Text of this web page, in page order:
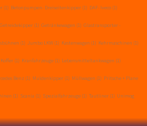
(1) Betonpumpen- Dreiseitenkipper (1) DAF- Iveco (1)
Getreidekipper (1) Getränkewagen (1) Glastransporter -
(1) Jumbo LKW (1) Kastenwagen (1) Kehrmaschinen (1)
Koffer (1) Kranfahrzeuge (1) Lebensmitteltankwagen (1)
Benz (1) Muldenkipper (1) Müllwagen (1) Pritsche + Plane
(1) Scania (1) Spezialfahrzeuge (1) Tautliner (1) Unimog